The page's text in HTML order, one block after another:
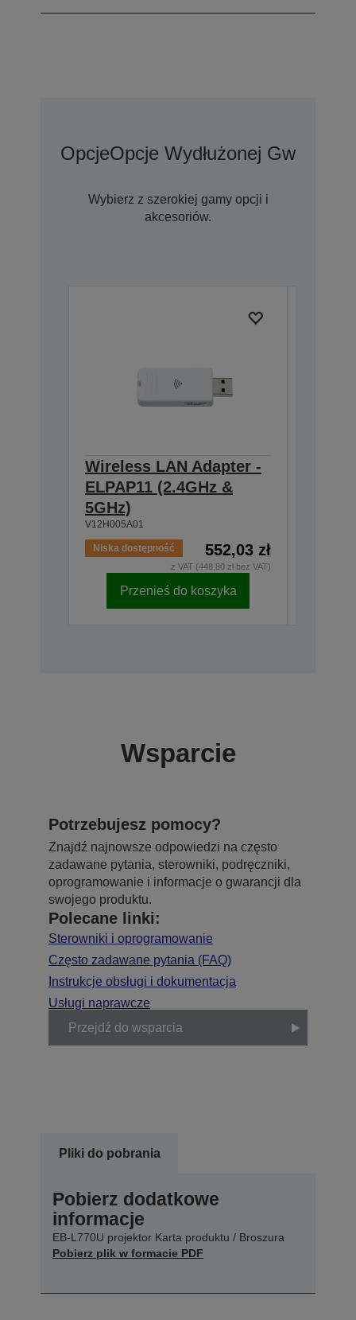
OpcjeOpcje Wydłużonej
Wybierz z szerokiej gamy opcji i
akcesoriów.
Wireless LAN Adapter -
ELPAP11 (2.4GHz &
5GHz)
V12H005A01
Niska dostępność 552,03 zł
z VAT (448,80 zł bez VAT)
Przenieś do koszyka
Wsparcie
Potrzebujesz pomocy?
Znajdź najnowsze odpowiedzi na często
zadawane pytania, sterowniki, podręczniki,
oprogramowanie i informacje o gwarancji dla
swojego produktu.
Polecane linki:
Sterowniki i oprogramowanie
Często zadawane pytania (FAQ)
Instrukcje obsługi i dokumentacja
Usługi naprawcze
Przejdź do wsparcia
Pliki do pobrania
Pobierz dodatkowe
informacje
EB-L770U projektor Karta produktu / Broszura
Pobierz plik w formacie PDF